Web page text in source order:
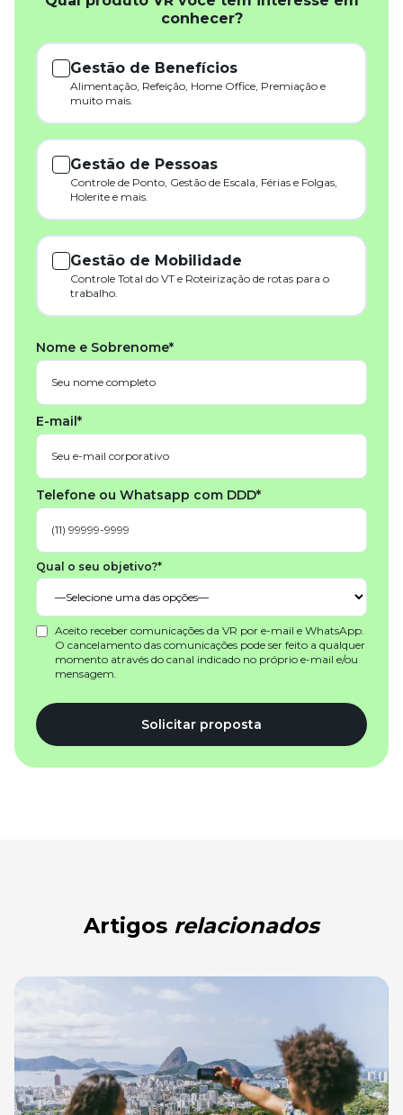
conhecer?
Gestão de Benefícios
Alimentação, Refeição, Home Office, Premiação e
muito mais.
Gestão de Pessoas
Controle de Ponto, Gestão de Escala, Férias e Folgas,
Holerite e mais.
Gestão de Mobilidade
Controle Total do VT e Roteirização de rotas para o
trabalho.
Nome e Sobrenome*
E-mail*
Telefone ou Whatsapp com DDD*
Qual o seu objetivo?*
Aceito receber comunicações da VR por e-mail e WhatsApp.
O cancelamento das comunicações pode ser feito a qualquer
momento através do canal indicado no próprio e-mail e/ou
mensagem.
Solicitar proposta
Artigos relacionados